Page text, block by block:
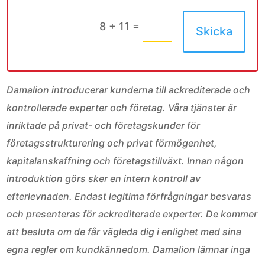
8 + 11 = Skicka
Damalion introducerar kunderna till ackrediterade och
kontrollerade experter och företag. Våra tjänster är
inriktade på privat- och företagskunder för
företagsstrukturering och privat förmögenhet,
kapitalanskaffning och företagstillväxt. Innan någon
introduktion görs sker en intern kontroll av
efterlevnaden. Endast legitima förfrågningar besvaras
och presenteras för ackrediterade experter. De kommer
att besluta om de får vägleda dig i enlighet med sina
egna regler om kundkännedom. Damalion lämnar inga